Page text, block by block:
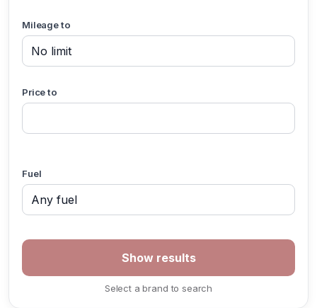
Mileage to
Price to
Fuel
human,
Select a brand to search